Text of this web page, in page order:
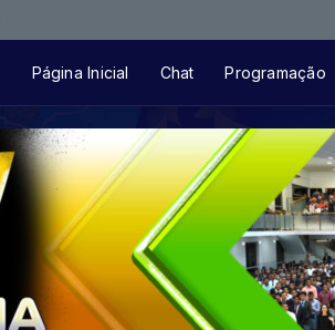
Página Inicial Chat Programação